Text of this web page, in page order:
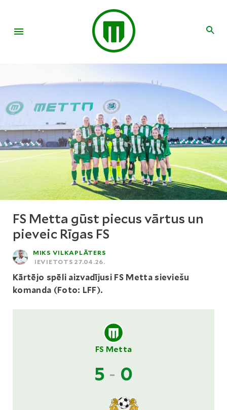
FS Metta gūst piecus vārtus un
pieveic Rīgas FS
MIKS VILKAPLĀTERS
IEVIETOTS 27.04.26.
Kārtējo spēli aizvadījusi FS Metta sieviešu
komanda (Foto: LFF).
FS Metta
5 - 0